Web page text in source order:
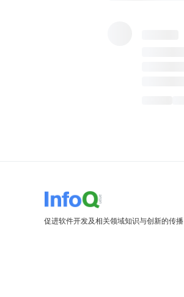
促进软件开发及相关领域知识与创新的传播